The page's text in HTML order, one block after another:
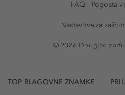
FAQ - Pogosta
Nastavitve za
© 2026 Douglas
TOP BLAGOVNE ZNAMKE